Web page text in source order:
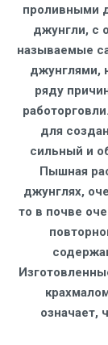
проливными
джунгли, с
называемые
джунглями,
ряду
для
сильный и
Пышная
джунглях,
то в почве
означает,